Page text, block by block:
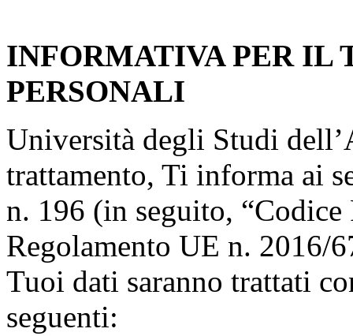
INFORMATIVA PER IL
PERSONALI
Università degli Studi
trattamento, Ti informa ai
n. 196 (in seguito, “Codice
Regolamento UE n. 2016/
Tuoi dati saranno trattati
seguenti: